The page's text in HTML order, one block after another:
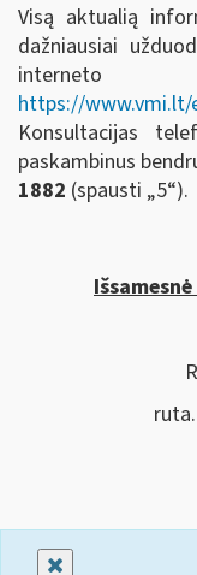
Visą aktualią
dažniausiai
https://
Konsultacijas
paskambinus
1882 (spausti „5“).